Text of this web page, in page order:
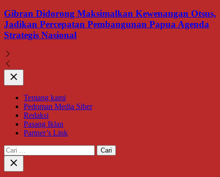
Gibran Didorong Maksimalkan Kewenangan Otsus,
Jadikan Percepatan Pembangunan Papua Agenda
Strategis Nasional
Close
Tentang kami
Pedoman Media Siber
Redaksi
Pasang Iklan
Partner’s Link
Cari
untuk:
Close
search